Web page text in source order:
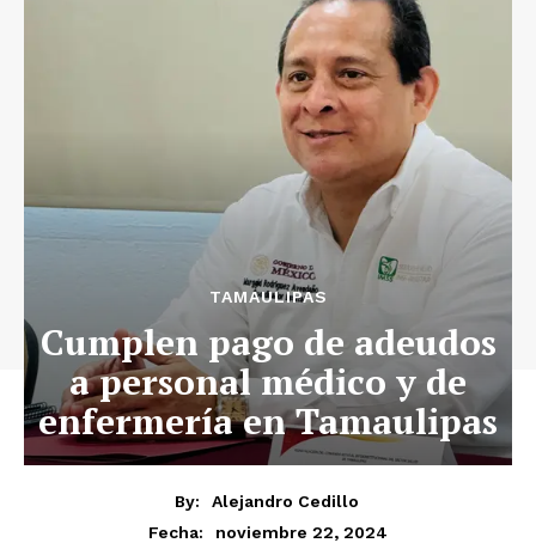
TAMAULIPAS
Cumplen pago de adeudos
a personal médico y de
enfermería en Tamaulipas
By:
Alejandro Cedillo
Fecha:
noviembre 22, 2024